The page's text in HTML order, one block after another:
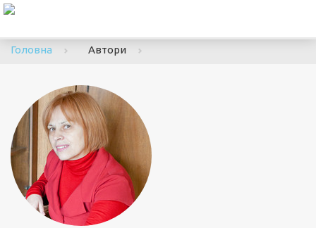
Головна
Автори